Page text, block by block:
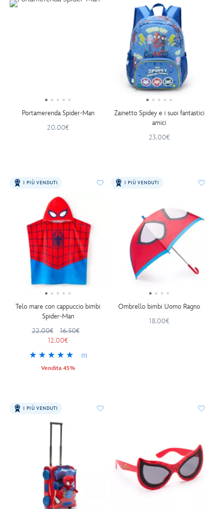
Portamerenda Spider-Man
20.00€
Zainetto Spidey e i suoi fantastici
amici
23.00€
I PIÙ VENDUTI
Telo mare con cappuccio bimbi
Spider-Man
22.00€
16.50€
12.00€
(1)
Vendita 45%
I PIÙ VENDUTI
Ombrello bimbi Uomo Ragno
18.00€
I PIÙ VENDUTI